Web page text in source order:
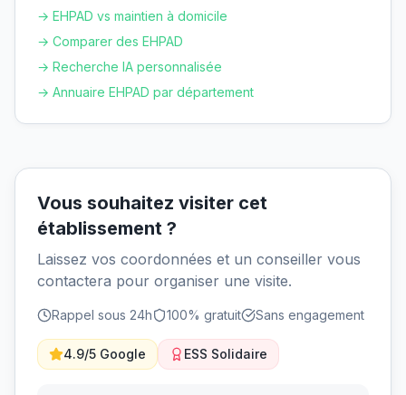
→ EHPAD vs maintien à domicile
→ Comparer des EHPAD
→ Recherche IA personnalisée
→ Annuaire EHPAD par département
Vous souhaitez visiter cet
établissement ?
Laissez vos coordonnées et un conseiller vous
contactera pour organiser une visite.
Rappel sous 24h 100% gratuit Sans engagement
4.9/5 Google ESS Solidaire